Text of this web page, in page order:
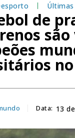
Últimas
de
são
Data: 13